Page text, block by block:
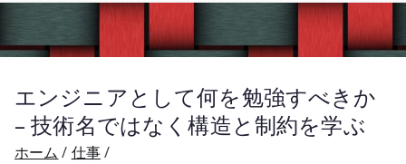
エンジニアとして何を勉強すべきか
– 技術名ではなく構造と制約を学ぶ
ホーム
仕事